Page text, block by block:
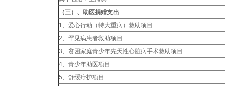
（三）、助医捐赠支出
1、爱心行动（特大重病）救助项目
2、罕见病患者救助项目
3、贫困家庭青少年先天性心脏病手术救助项目
4、青少年助医项目
5、舒缓疗护项目